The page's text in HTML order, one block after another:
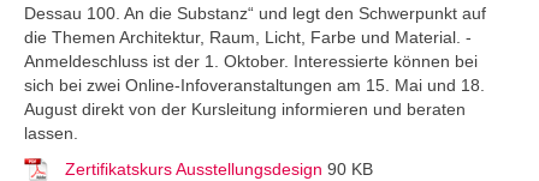
Dessau 100. An die Substanz“ und legt den Schwerpunkt auf
die Themen Architektur, Raum, Licht, Farbe und Material. -
Anmeldeschluss ist der 1. Oktober. Interessierte können bei
sich bei zwei Online-Infoveranstaltungen am 15. Mai und 18.
August direkt von der Kursleitung informieren und beraten
lassen.
Zertifikatskurs Ausstellungsdesign 90 KB